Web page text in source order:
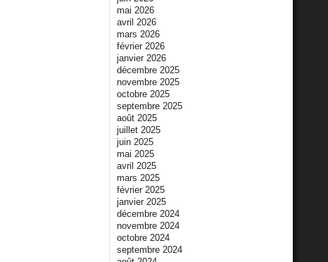
mai 2026
avril 2026
mars 2026
février 2026
janvier 2026
décembre 2025
novembre 2025
octobre 2025
septembre 2025
août 2025
juillet 2025
juin 2025
mai 2025
avril 2025
mars 2025
février 2025
janvier 2025
décembre 2024
novembre 2024
octobre 2024
septembre 2024